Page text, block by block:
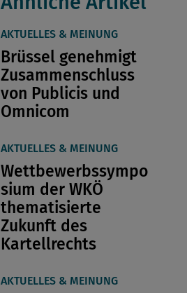
AKTUELLES & MEINUNG
Brüssel genehmigt
Zusammenschluss
von Publicis und
Omnicom
AKTUELLES & MEINUNG
Wettbewerbssympo
sium der WKÖ
thematisierte
Zukunft des
Kartellrechts
AKTUELLES & MEINUNG